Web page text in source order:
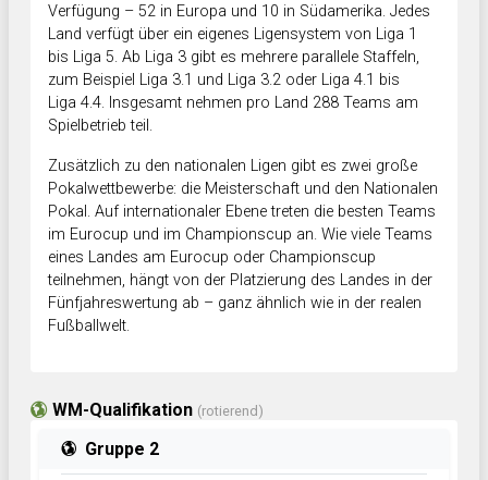
Verfügung – 52 in Europa und 10 in Südamerika. Jedes
Land verfügt über ein eigenes Ligensystem von Liga 1
bis Liga 5. Ab Liga 3 gibt es mehrere parallele Staffeln,
zum Beispiel Liga 3.1 und Liga 3.2 oder Liga 4.1 bis
Liga 4.4. Insgesamt nehmen pro Land 288 Teams am
Spielbetrieb teil.
Zusätzlich zu den nationalen Ligen gibt es zwei große
Pokalwettbewerbe: die Meisterschaft und den Nationalen
Pokal. Auf internationaler Ebene treten die besten Teams
im Eurocup und im Championscup an. Wie viele Teams
eines Landes am Eurocup oder Championscup
teilnehmen, hängt von der Platzierung des Landes in der
Fünfjahreswertung ab – ganz ähnlich wie in der realen
Fußballwelt.
WM-Qualifikation (rotierend)
Gruppe 2